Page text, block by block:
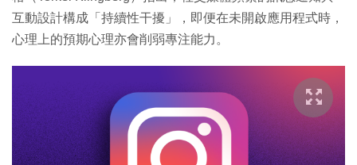
互動設計構成「持續性干擾」，即便在未開啟應用程式時，
心理上的預期心理亦會削弱專注能力。